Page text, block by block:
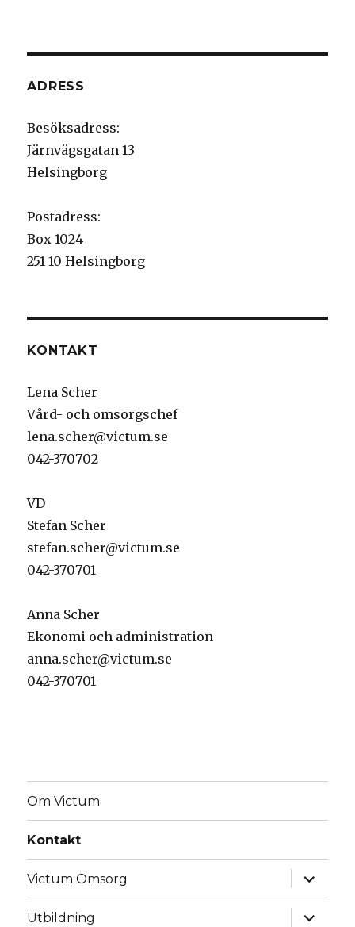
ADRESS
Besöksadress:
Järnvägsgatan 13
Helsingborg
Postadress:
Box 1024
251 10 Helsingborg
KONTAKT
Lena Scher
Vård- och omsorgschef
lena.scher@victum.se
042-370702
VD
Stefan Scher
stefan.scher@victum.se
042-370701
Anna Scher
Ekonomi och administration
anna.scher@victum.se
042-370701
Om Victum
Kontakt
Victum Omsorg
Utbildning